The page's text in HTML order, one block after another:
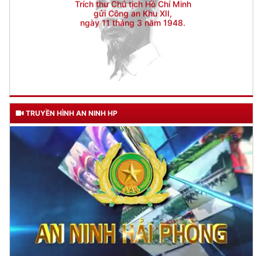
TRUYỀN HÌNH AN NINH HP